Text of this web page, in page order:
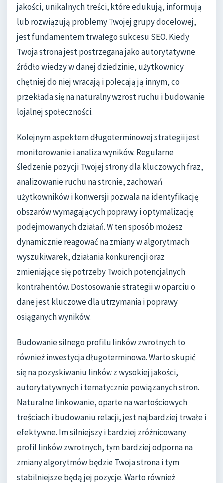
jakości, unikalnych treści, które edukują, informują
lub rozwiązują problemy Twojej grupy docelowej,
jest fundamentem trwałego sukcesu SEO. Kiedy
Twoja strona jest postrzegana jako autorytatywne
źródło wiedzy w danej dziedzinie, użytkownicy
chętniej do niej wracają i polecają ją innym, co
przekłada się na naturalny wzrost ruchu i budowanie
lojalnej społeczności.
Kolejnym aspektem długoterminowej strategii jest
monitorowanie i analiza wyników. Regularne
śledzenie pozycji Twojej strony dla kluczowych fraz,
analizowanie ruchu na stronie, zachowań
użytkowników i konwersji pozwala na identyfikację
obszarów wymagających poprawy i optymalizację
podejmowanych działań. W ten sposób możesz
dynamicznie reagować na zmiany w algorytmach
wyszukiwarek, działania konkurencji oraz
zmieniające się potrzeby Twoich potencjalnych
kontrahentów. Dostosowanie strategii w oparciu o
dane jest kluczowe dla utrzymania i poprawy
osiąganych wyników.
Budowanie silnego profilu linków zwrotnych to
również inwestycja długoterminowa. Warto skupić
się na pozyskiwaniu linków z wysokiej jakości,
autorytatywnych i tematycznie powiązanych stron.
Naturalne linkowanie, oparte na wartościowych
treściach i budowaniu relacji, jest najbardziej trwałe i
efektywne. Im silniejszy i bardziej zróżnicowany
profil linków zwrotnych, tym bardziej odporna na
zmiany algorytmów będzie Twoja strona i tym
stabilniejsze będą jej pozycje. Warto również